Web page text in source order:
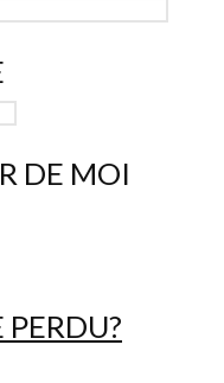
DE MOI
PERDU?